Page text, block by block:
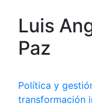
Luis
Paz
Política y
transformación